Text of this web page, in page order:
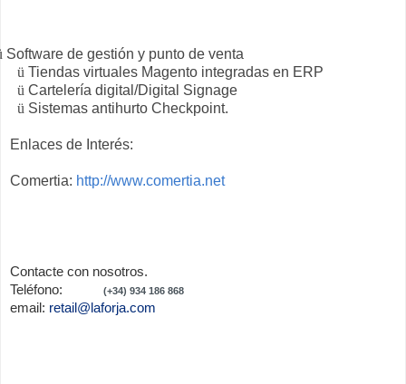
Software de gestión y punto de venta
ü Tiendas virtuales Magento integradas en ERP
ü Cartelería digital/Digital Signage
ü Sistemas antihurto Checkpoint.
Enlaces de Interés:
Comertia: http://www.comertia.net
Contacte con nosotros.
Teléfono:
(+34) 934 186 868
email: retail@laforja.com